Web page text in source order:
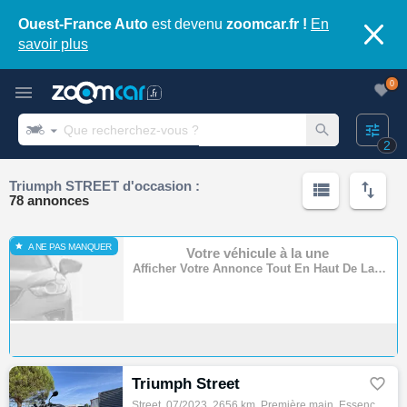
Ouest-France Auto est devenu zoomcar.fr ! En
savoir plus
2
0
Triumph STREET d'occasion :
78 annonces
A NE PAS MANQUER Votre véhicule à la une
Afficher Votre Annonce Tout En Haut De La Page
Triumph Street 